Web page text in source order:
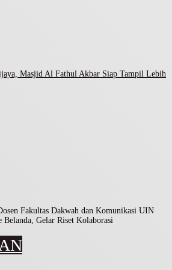
Masjid Al Fathul Akbar Siap Tampil Lebih
Fakultas Dakwah dan Komunikasi UIN
Belanda, Gelar Riset Kolaborasi